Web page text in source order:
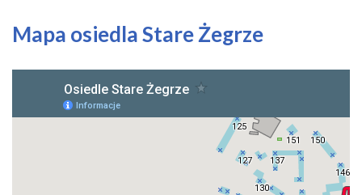
Mapa osiedla Stare Żegrze